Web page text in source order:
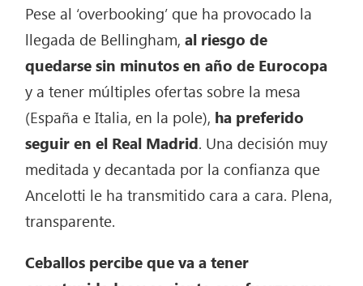
Pese al ‘overbooking’ que ha provocado la
llegada de Bellingham,al riesgo de
quedarse sin minutos en año de Eurocopa
y a tener múltiples ofertas sobre la mesa
(España e Italia, en la pole), ha preferido
seguir en el Real Madrid. Una decisión muy
meditada y decantada por la confianza que
Ancelotti le ha transmitido cara a cara. Plena,
transparente.
Ceballos percibe que va a tener